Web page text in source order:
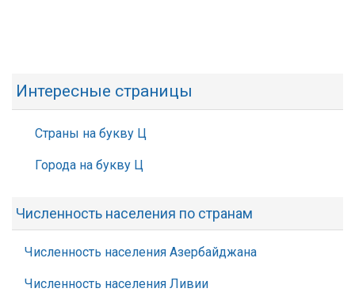
Интересные страницы
Страны на букву Ц
Города на букву Ц
Численность населения по странам
Численность населения Азербайджана
Численность населения Ливии